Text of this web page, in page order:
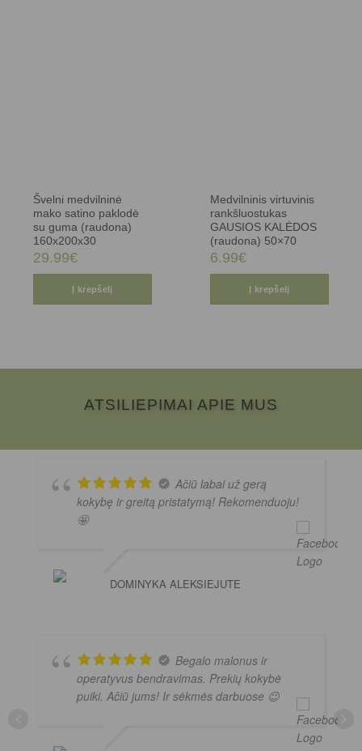
Švelni medvilninė
mako satino paklodė
su guma (raudona)
160x200x30
29.99€
Į krepšelį
Medvilninis virtuvinis
rankšluostukas
GAUSIOS KALĖDOS
(raudona) 50×70
6.99€
Į krepšelį
ATSILIEPIMAI APIE MUS
Ačiū labai už gerą
kokybę ir greitą pristatymą! Rekomenduoju!
🤩
DOMINYKA ALEKSIEJUTE
Begalo malonus ir
operatyvus bendravimas. Prekių kokybė
puiki. Ačiū jums! Ir sėkmės darbuose 😉